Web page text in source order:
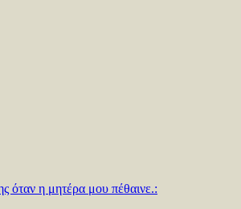
όταν η μητέρα μου πέθαινε.: